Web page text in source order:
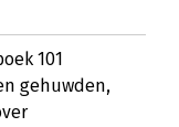
101
gehuwden,